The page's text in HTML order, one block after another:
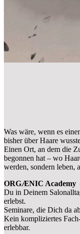
Was wäre, wenn es
bisher über Haare
Einen Ort, an dem die
begonnen hat – wo
werden, sondern leben,
ORGÆNIC Academy
Du in Deinem
erlebst.
Seminare, die Dich da
Kein kompliziertes
erlebbar.